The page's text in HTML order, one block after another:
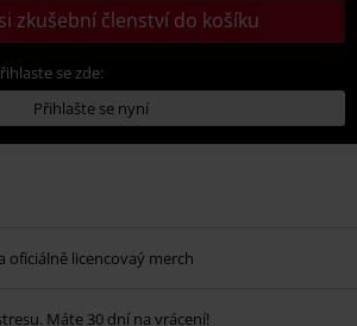
zkušební členství do košíku
se zde:
Přihlašte se nyní
oficiálně licencovaý merch
Máte 30 dní na vrácení!